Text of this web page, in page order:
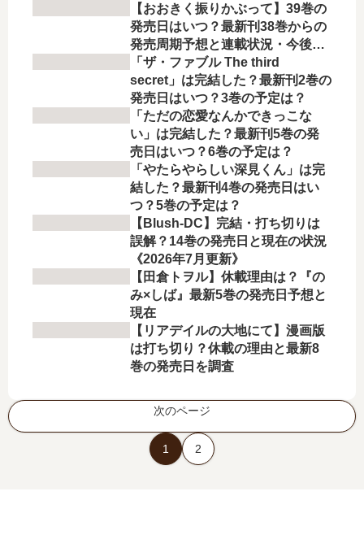
【おおきく振りかぶって】39巻の
発売日はいつ？最新刊38巻からの
発売周期予想と連載状況・今後の
展開を徹底解説
「ザ・ファブル The third
secret」は完結した？最新刊2巻の
発売日はいつ？3巻の予定は？
「ただの恋愛なんかできっこな
い」は完結した？最新刊5巻の発
売日はいつ？6巻の予定は？
「やたらやらしい深見くん」は完
結した？最新刊4巻の発売日はい
つ？5巻の予定は？
【Blush-DC】完結・打ち切りは
誤解？14巻の発売日と現在の状況
《2026年7月更新》
【田倉トヲル】休載理由は？『の
み×しば』最新5巻の発売日予想と
現在
【リアデイルの大地にて】漫画版
は打ち切り？休載の理由と最新8
巻の発売日を調査
次のページ
1 2